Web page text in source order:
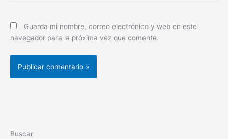
Guarda mi nombre, correo electrónico y web en este
navegador para la próxima vez que comente.
Buscar